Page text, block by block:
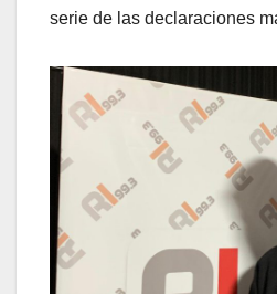
serie de las declaraciones